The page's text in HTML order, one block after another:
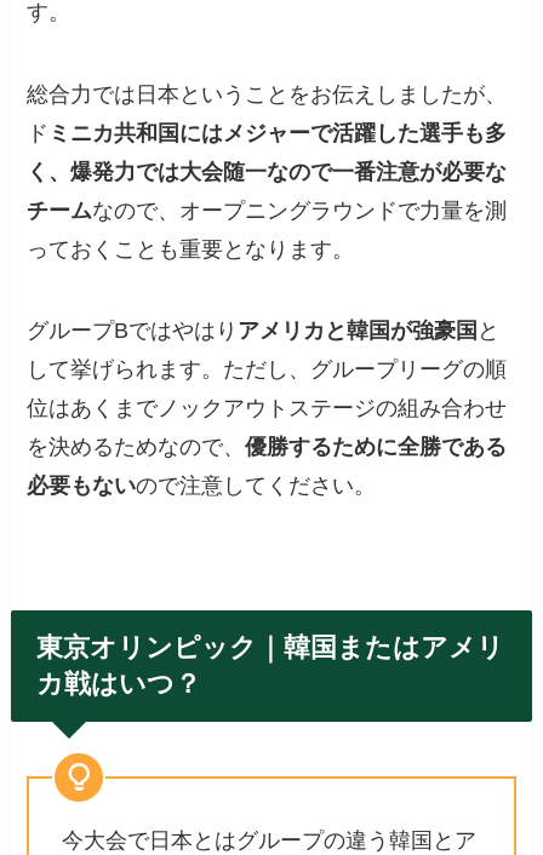
す。
総合力では日本ということをお伝えしましたが、
ド ミニカ共和国にはメジャーで活躍した選手も多
く、爆発力では大会随一なので一番注意が必要な
チームなので、オープニングラウンドで力量を測
っておくことも重要となります。
グループBではやはり アメリカと韓国が強豪国 と
して挙げられます。ただし、グループリーグの順
位はあくまでノックアウトステージの組み合わせ
を決めるためなので、優勝するために全勝である
必要もないので注意してください。
東京オリンピック｜韓国またはアメリ
カ戦はいつ？
今大会で日本とはグループの違う韓国とア